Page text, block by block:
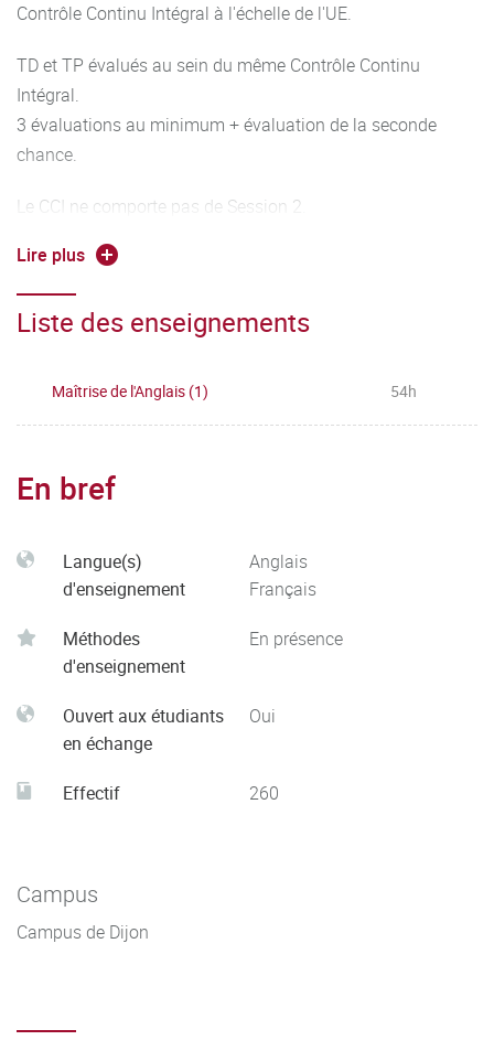
Contrôle Continu Intégral à l'échelle de l'UE.
TD et TP évalués au sein du même Contrôle Continu
Intégral.
3 évaluations au minimum + évaluation de la seconde
chance.
Le CCI ne comporte pas de Session 2.
Deux TD constituent principalement l'UE1. La moyenne de
l'UE1 est calculée à partir de la moyenne de chaque TD.
Une modulation de la moyenne est effectuée pour tenir
Lire plus
Liste des enseignements
Maîtrise de l'Anglais (1) 54h
En bref
Langue(s)
d'enseignement
Anglais
Français
Méthodes
d'enseignement
En présence
Ouvert aux étudiants
en échange
Oui
Effectif 260
Campus
Campus de Dijon